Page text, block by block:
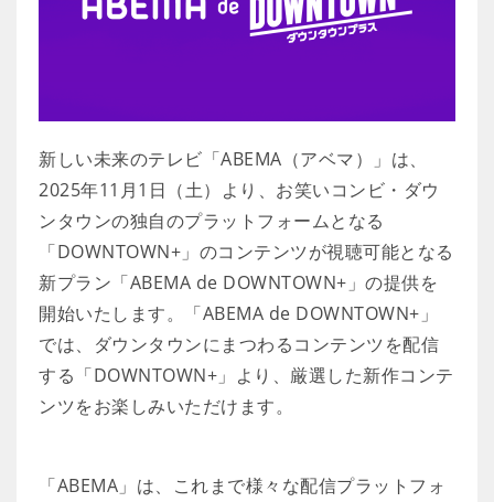
新しい未来のテレビ「ABEMA（アベマ）」は、
2025年11月1日（土）より、お笑いコンビ・ダウ
ンタウンの独自のプラットフォームとなる
「DOWNTOWN+」のコンテンツが視聴可能となる
新プラン「ABEMA de DOWNTOWN+」の提供を
開始いたします。「ABEMA de DOWNTOWN+」
では、ダウンタウンにまつわるコンテンツを配信
する「DOWNTOWN+」より、厳選した新作コンテ
ンツをお楽しみいただけます。
「ABEMA」は、これまで様々な配信プラットフォ